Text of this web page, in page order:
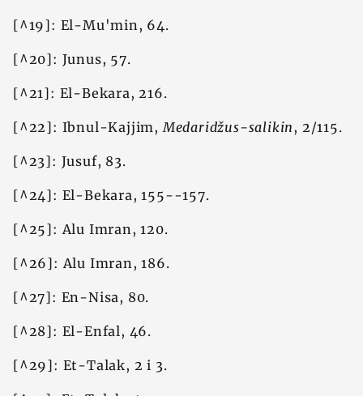
[^19]: El-Mu'min, 64.
[^20]: Junus, 57.
[^21]: El-Bekara, 216.
[^22]: Ibnul-Kajjim,Medaridžus-salikin, 2/115.
[^23]: Jusuf, 83.
[^24]: El-Bekara, 155--157.
[^25]: Alu Imran, 120.
[^26]: Alu Imran, 186.
[^27]: En-Nisa, 80.
[^28]: El-Enfal, 46.
[^29]: Et-Talak, 2 i 3.